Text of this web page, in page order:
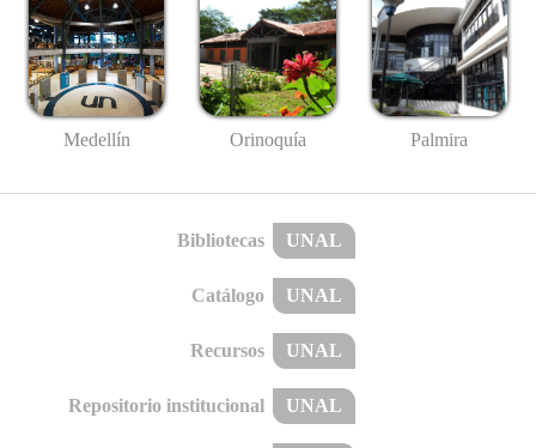
Medellín Orinoquía Palmira
Bibliotecas UNAL
Catálogo UNAL
Recursos UNAL
Repositorio institucional UNAL